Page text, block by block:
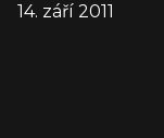
14. září 2011